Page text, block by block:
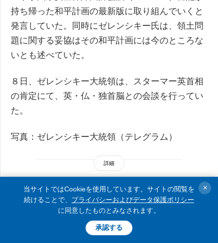
持ち帰った和平計画の最新版に取り組んでいくと
発言していた。同時にゼレンシキー氏は、領土問
題に関する妥協はその和平計画には今のところな
いとも述べていた。
８日、ゼレンシキー大統領は、スターマー英首相
の肯定にて、英・仏・独首脳との会談を行ってい
た。
写真：ゼレンシキー大統領（テレグラム）
詳細
「私には選挙の準備があるが、
当サイトではCookieを使用しています。サイトの閲覧を
続けることで、 プライバシーおよびデータ保護ポリシー
に同意したものとみなされます。
承認する
×